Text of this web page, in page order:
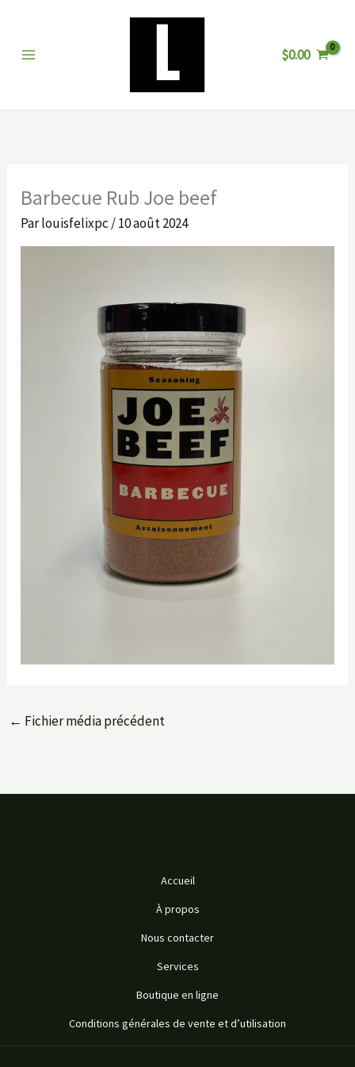
contenu
$0.00
Barbecue Rub Joe beef
Parlouisfelixpc /10 août 2024
← Fichier média précédent
Accueil
À propos
Nous contacter
Services
Boutique en ligne
Conditions générales de vente et d’utilisation